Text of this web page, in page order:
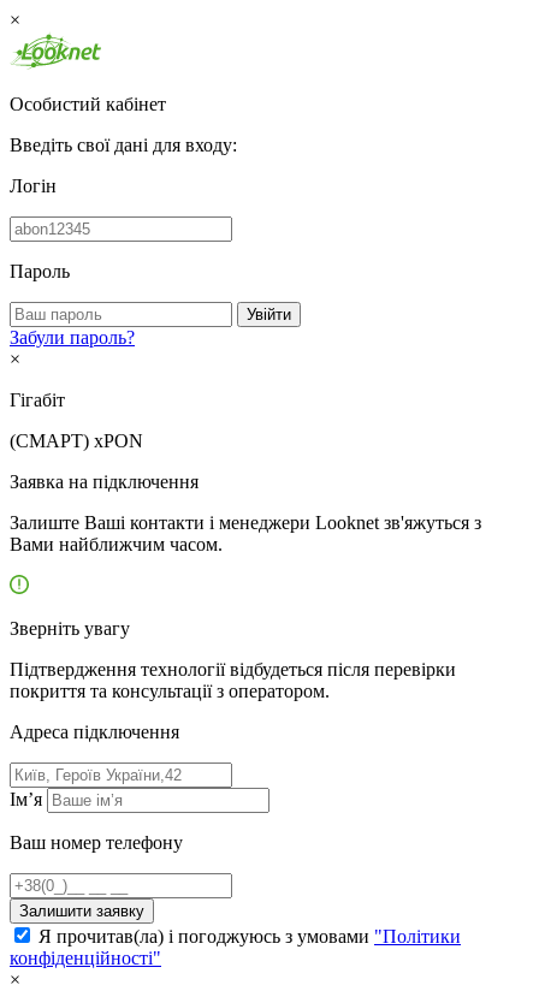
×
Особистий кабінет
Введіть свої дані для входу:
Логін
Пароль
Увійти
Забули пароль?
×
Гігабіт
(СМАРТ) xPON
Заявка на підключення
Залиште Ваші контакти і менеджери Looknet зв'яжуться з
Вами найближчим часом.
Зверніть увагу
Підтвердження технології відбудеться після перевірки
покриття та консультації з оператором.
Адресa підключення
Ім’я
Ваш номер телефону
Залишити заявку
Я прочитав(ла) і погоджуюсь з умовами "Політики
конфіденційності"
×